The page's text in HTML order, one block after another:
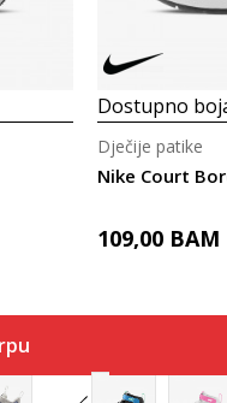
Dostupno
Nike Court
Dječije patike
109,00 BAM